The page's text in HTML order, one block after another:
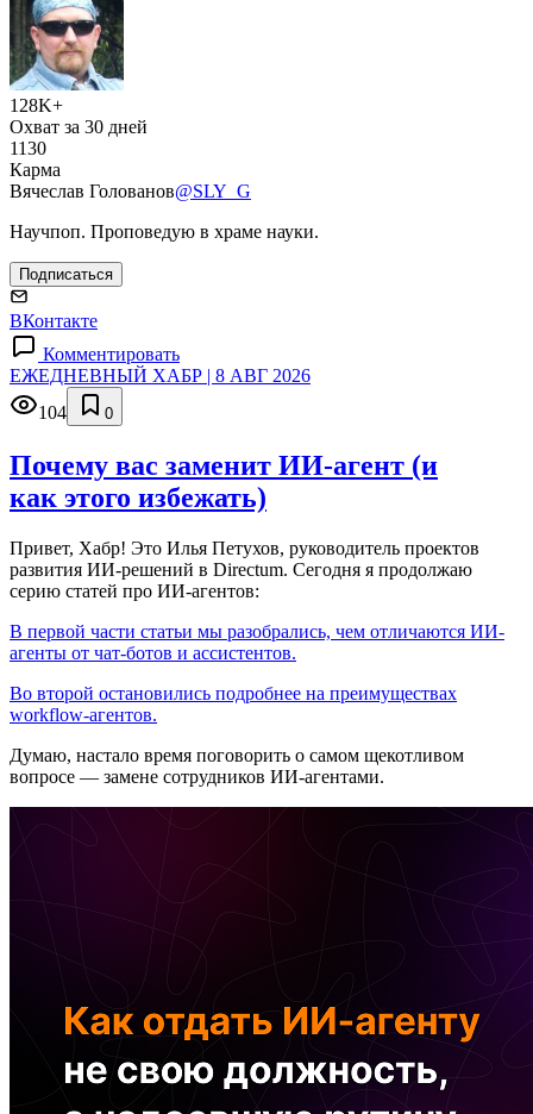
128K+
Охват за 30 дней
1130
Карма
Вячеслав Голованов@SLY_G
Научпоп. Проповедую в храме науки.
Подписаться
ВКонтакте
Комментировать
ЕЖЕДНЕВНЫЙ ХАБР | 8 АВГ 2026
104
0
Почему вас заменит ИИ‑агент (и
как этого избежать)
Привет, Хабр! Это Илья Петухов, руководитель проектов
развития ИИ-решений в Directum. Сегодня я продолжаю
серию статей про ИИ-агентов:
В первой части статьи мы разобрались, чем отличаются ИИ-
агенты от чат-ботов и ассистентов.
Во второй остановились подробнее на преимуществах
workflow-агентов.
Думаю, настало время поговорить о самом щекотливом
вопросе — замене сотрудников ИИ-агентами.